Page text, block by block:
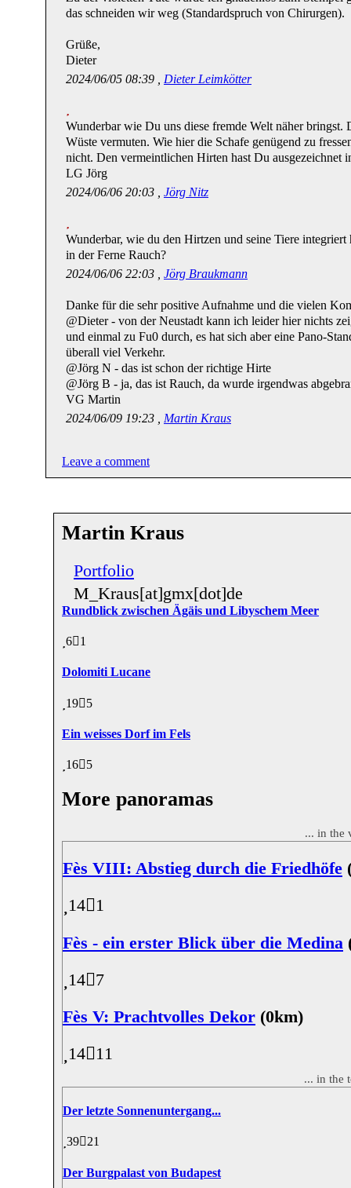
das schneiden wir weg (Standardspruch von Chirurgen).
Grüße,
Dieter
2024/06/05 08:39 , Dieter Leimkötter
Wunderbar wie Du uns diese fremde Welt näher bringst.
Wüste vermuten. Wie hier die Schafe genügend zu
nicht. Den vermeintlichen Hirten hast Du ausgezeichnet
LG Jörg
2024/06/06 20:03 , Jörg Nitz
Wunderbar, wie du den Hirtzen und seine Tiere
in der Ferne Rauch?
2024/06/06 22:03 , Jörg Braukmann
Danke für die sehr positive Aufnahme und die vielen
@Dieter - von der Neustadt kann ich leider hier nichts
und einmal zu Fu0 durch, es hat sich aber eine Pano-
überall viel Verkehr.
@Jörg N - das ist schon der richtige Hirte
@Jörg B - ja, das ist Rauch, da wurde irgendwas
VG Martin
2024/06/09 19:23 , Martin Kraus
Leave a comment
Martin Kraus
Portfolio
M_Kraus[at]gmx[dot]de
Rundblick zwischen Ägäis und Libyschem Meer
6 1
Dolomiti Lucane
19 5
Ein weisses Dorf im Fels
16 5
More panoramas
... in
Fès VIII: Abstieg durch die Friedhöfe
14 1
Fès - ein erster Blick über die Medina
14 7
Fès V: Prachtvolles Dekor (0km)
14 11
... in the
Der letzte Sonnenuntergang...
39 21
Der Burgpalast von Budapest